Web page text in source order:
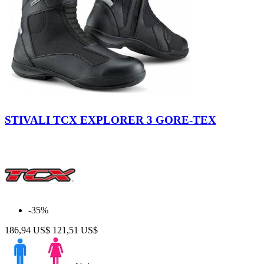
STIVALI TCX EXPLORER 3 GORE-TEX
-35%
186,94 US$ 121,51 US$